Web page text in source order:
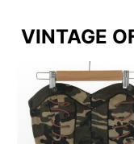
VINTAGE